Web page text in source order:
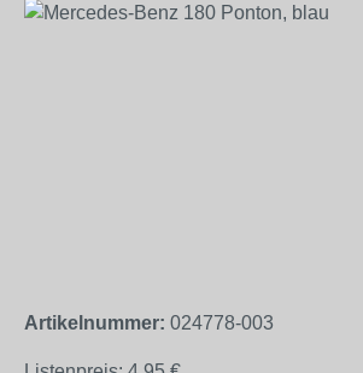
Bildergalerie überspringen
Artikelnummer: 024778-003